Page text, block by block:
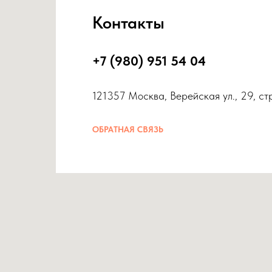
Контакты
+7 (980) 951 54 04
121357 Москва, Верейская ул., 29,
ОБРАТНАЯ СВЯЗЬ